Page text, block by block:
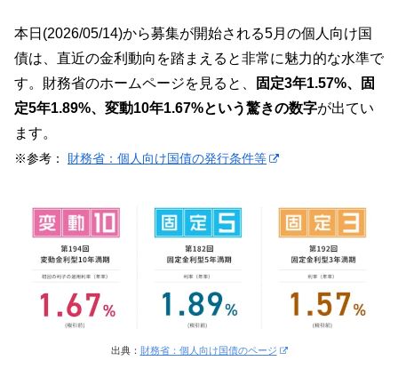
本日(2026/05/14)から募集が開始される5月の個人向け国
債は、直近の金利動向を踏まえると非常に魅力的な水準で
す。財務省のホームページを見ると、
固定3年1.57%、固
定5年1.89%、変動10年1.67%という驚きの数字が出てい
ます。
※参考： 財務省：個人向け国債の発行条件等
出典： 財務省：個人向け国債のページ